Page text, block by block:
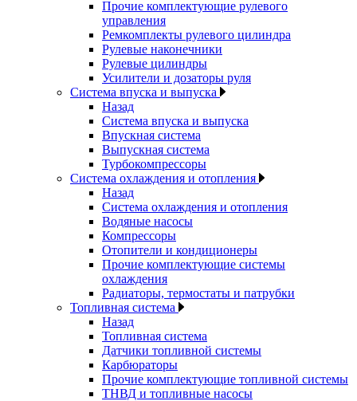
Прочие комплектующие рулевого
управления
Ремкомплекты рулевого цилиндра
Рулевые наконечники
Рулевые цилиндры
Усилители и дозаторы руля
Система впуска и выпуска
Назад
Система впуска и выпуска
Впускная система
Выпускная система
Турбокомпрессоры
Система охлаждения и отопления
Назад
Система охлаждения и отопления
Водяные насосы
Компрессоры
Отопители и кондиционеры
Прочие комплектующие системы
охлаждения
Радиаторы, термостаты и патрубки
Топливная система
Назад
Топливная система
Датчики топливной системы
Карбюраторы
Прочие комплектующие топливной системы
ТНВД и топливные насосы